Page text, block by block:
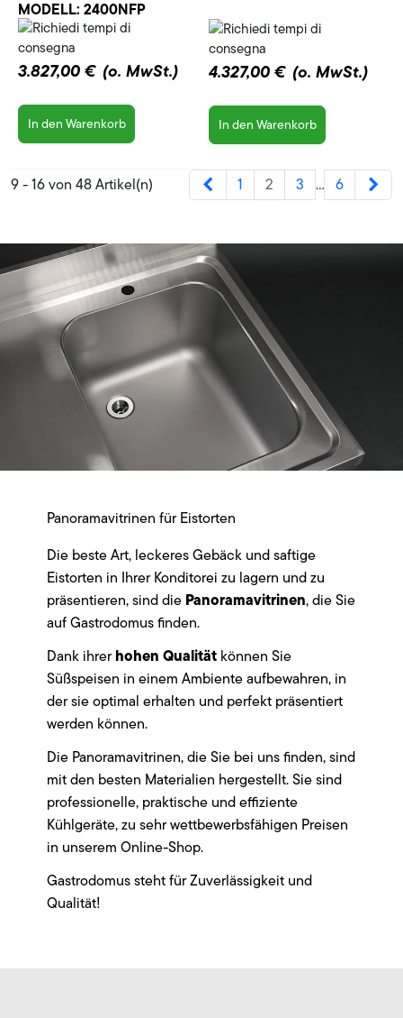
MODELL: 2400NFP
3.827,00 € (o. MwSt.)
In den Warenkorb
4.327,00 € (o. MwSt.)
In den Warenkorb
9 - 16 von 48 Artikel(n) Zurück
1 2 3 … 6
Panoramavitrinen für Eistorten
Die beste Art, leckeres Gebäck und saftige
Eistorten in Ihrer Konditorei zu lagern und zu
präsentieren, sind die Panoramavitrinen, die Sie
auf Gastrodomus finden.
Dank ihrerhohen Qualität können Sie
Süßspeisen in einem Ambiente aufbewahren, in
der sie optimal erhalten und perfekt präsentiert
werden können.
Die Panoramavitrinen, die Sie bei uns finden, sind
mit den besten Materialien hergestellt. Sie sind
professionelle, praktische und effiziente
Kühlgeräte, zu sehr wettbewerbsfähigen Preisen
in unserem Online-Shop.
Gastrodomus steht für Zuverlässigkeit und
Qualität!